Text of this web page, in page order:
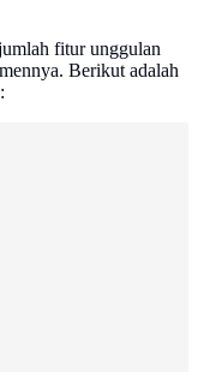
fitur unggulan
Berikut adalah